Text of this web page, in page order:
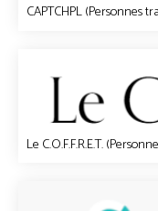
CAPTCHPL (Personnes
Le C.O.F.F.R.E.T.